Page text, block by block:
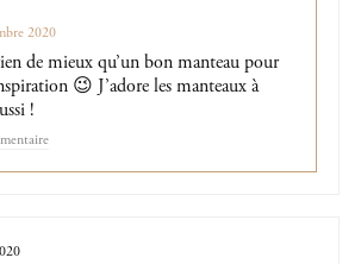
2020
de mieux qu’un bon manteau pour
😉 J’adore les manteaux à
!